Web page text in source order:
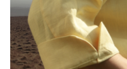
la
page